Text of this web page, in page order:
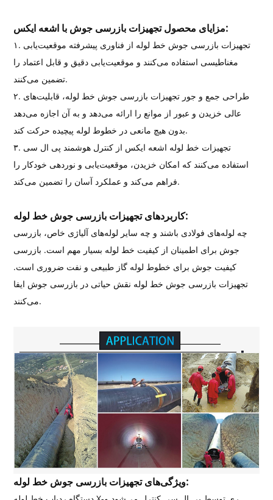
مزایای محصول تجهیزات بازرسی جوش با اشعه ایکس:
۱. تجهیزات بازرسی جوش خط لوله از فناوری پیشرفته موقعیت‌یابی
مغناطیسی استفاده می‌کنند و موقعیت‌یابی دقیق و قابل اعتماد را
تضمین می‌کنند.
۲. طراحی جمع و جور تجهیزات بازرسی جوش خط لوله، قابلیت‌های
عالی خزیدن و عبور از موانع را ارائه می‌دهد و به آن اجازه می‌دهد
بدون هیچ مانعی در خطوط لوله پیچیده حرکت کند.
۳. تجهیزات خط لوله اشعه ایکس از کنترل هوشمند پی ال سی
استفاده می‌کنند که امکان خزیدن، موقعیت‌یابی و نوردهی خودکار را
فراهم می‌کند و عملکرد آسان را تضمین می‌کند.
کاربردهای تجهیزات بازرسی جوش خط لوله:
چه لوله‌های فولادی باشند و چه سایر لوله‌های آلیاژی خاص، بازرسی
جوش برای اطمینان از کیفیت خط لوله بسیار مهم است. بازرسی
کیفیت جوش برای خطوط لوله گاز طبیعی و نفت ضروری است.
تجهیزات بازرسی جوش خط لوله نقش حیاتی در بازرسی جوش ایفا
می‌کنند.
ویژگی‌های تجهیزات بازرسی جوش خط لوله: